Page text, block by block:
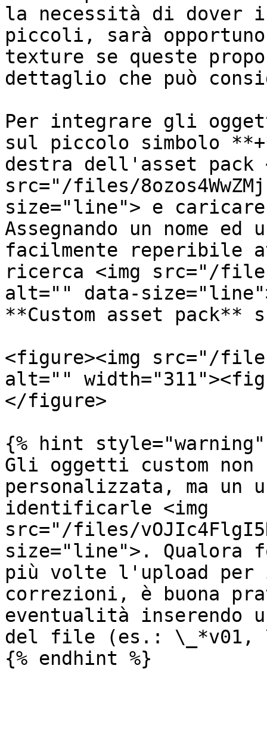
la necessità di dover
piccoli, sarà
texture se queste
dettaglio che può
Per integrare gli
sul piccolo simbolo
destra dell'asset pack
src="/files/
size="line"> e
Assegnando un nome
facilmente reperibile
ricerca <img src="/files/
alt="" data-
**Custom asset pack**
<figure><img src="/files/
alt=""
</figure>
{% hint style="warning"
Gli oggetti custom non
personalizzata, ma un
identificarle <img
src="/files/
size="line">. Qualora
più volte l'upload per
correzioni, è buona
eventualità inserendo
del file (es.: \_*v01,